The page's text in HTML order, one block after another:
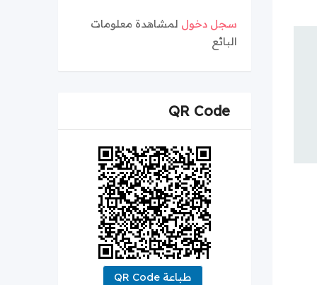
سجل دخول لمشاهدة معلومات
البائع
QR Code
طباعة QR Code